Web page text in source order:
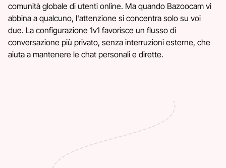
comunità globale di utenti online. Ma quando Bazoocam vi
abbina a qualcuno, l'attenzione si concentra solo su voi
due. La configurazione 1v1 favorisce un flusso di
conversazione più privato, senza interruzioni esterne, che
aiuta a mantenere le chat personali e dirette.